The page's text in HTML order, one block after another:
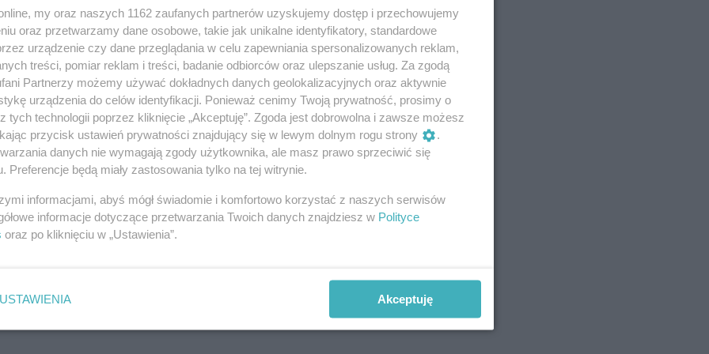
Powiadom znajomych
URL:https://ino.online/go/coWnEXKEn1Q3xrPR
my oraz naszych 1162 zaufanych partnerów uzyskujemy dostęp i przechowujemy
oraz przetwarzamy dane osobowe, takie jak unikalne identyfikatory, standardowe
urządzenie czy dane przeglądania w celu zapewniania spersonalizowanych reklam,
treści, pomiar reklam i treści, badanie odbiorców oraz ulepszanie usług. Za zgodą
Partnerzy możemy używać dokładnych danych geolokalizacyjnych oraz aktywnie
urządzenia do celów identyfikacji. Ponieważ cenimy Twoją prywatność, prosimy o
tych technologii poprzez kliknięcie „Akceptuję”. Zgoda jest dobrowolna i zawsze możesz
przycisk ustawień prywatności znajdujący się w lewym dolnym rogu strony
.
danych nie wymagają zgody użytkownika, ale masz prawo sprzeciwić się
Preferencje będą miały zastosowania tylko na tej witrynie.
informacjami, abyś mógł świadomie i komfortowo korzystać z naszych serwisów
informacje dotyczące przetwarzania Twoich danych znajdziesz w Polityce
oraz po kliknięciu w „Ustawienia”.
USTAWIENIA Akceptuję